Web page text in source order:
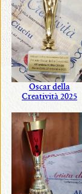
Contattami
Art
Home
Decor
di
Alina
Oscar della
Creatività 2025